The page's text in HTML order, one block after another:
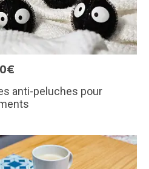
anti-peluches pour